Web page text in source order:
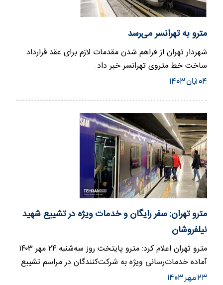
مترو به تهرانسر می‌رسد
­شهردار تهران از فراهم شدن مقدمات لازم برای عقد قرارداد
ساخت خط متروی تهرانسر خبر داد.
۰۴ آبان ۱۴۰۳
مترو تهران: سفر رایگان و خدمات ویژه در تشییع شهید
نیلفروشان
مترو تهران اعلام کرد: مترو پایتخت روز سه‌شنبه ۲۴ مهر ۱۴۰۳
آماده خدمات‌رسانی ویژه به شرکت‌کنندگان در مراسم تشییع
شهید…
۲۳ مهر ۱۴۰۳